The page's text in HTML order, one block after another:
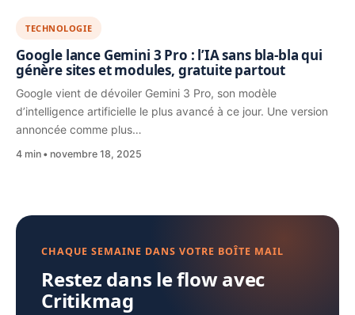
TECHNOLOGIE
Google lance Gemini 3 Pro : l’IA sans bla-bla qui
génère sites et modules, gratuite partout
Google vient de dévoiler Gemini 3 Pro, son modèle
d’intelligence artificielle le plus avancé à ce jour. Une version
annoncée comme plus…
4 min novembre 18, 2025
CHAQUE SEMAINE DANS VOTRE BOÎTE MAIL
Restez dans le flow avec
Critikmag